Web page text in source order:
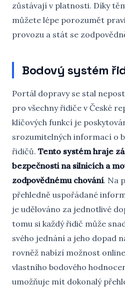
zůstávají v platnosti. Díky
můžete lépe porozumět
provozu a stát se
Bodový systém
Portál dopravy se stal
pro všechny řidiče v České
klíčových funkcí je
srozumitelných informací o
řidičů. Tento systém hraje
bezpečnosti na silnicích a
zodpovědnému chování. Na
přehledně uspořádané
je udělováno za jednotlivé
tomu si každý řidič může
svého jednání a jeho dopad
rovněž nabízí možnost
vlastního bodového
umožňuje mít dokonalý